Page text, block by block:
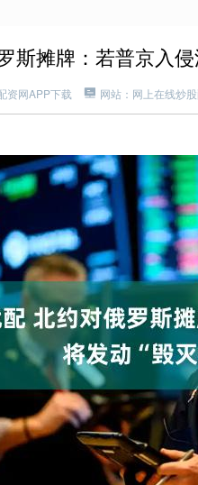
斯摊牌：若普京入
资网APP下载 网站：网上在线炒